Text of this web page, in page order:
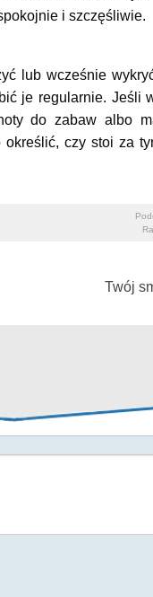
i szczęśliwie.
lub wcześnie
je regularnie. Jeśli
do zabaw albo
czy stoi za
Twój